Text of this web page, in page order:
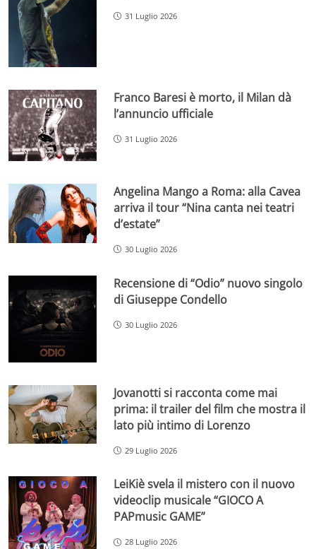
31 Luglio 2026
Franco Baresi è morto, il Milan dà
l’annuncio ufficiale
31 Luglio 2026
Angelina Mango a Roma: alla Cavea
arriva il tour “Nina canta nei teatri
d’estate”
30 Luglio 2026
Recensione di “Odio” nuovo singolo
di Giuseppe Condello
30 Luglio 2026
Jovanotti si racconta come mai
prima: il trailer del film che mostra il
lato più intimo di Lorenzo
29 Luglio 2026
LeiKiè svela il mistero con il nuovo
videoclip musicale “GIOCO A
PAPmusic GAME”
28 Luglio 2026